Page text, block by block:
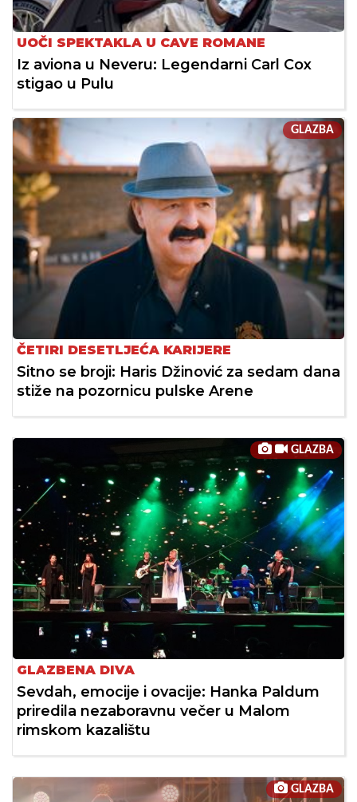
UOČI SPEKTAKLA U CAVE ROMANE
Iz aviona u Neveru: Legendarni Carl Cox
stigao u Pulu
GLAZBA
ČETIRI DESETLJEĆA KARIJERE
Sitno se broji: Haris Džinović za sedam dana
stiže na pozornicu pulske Arene
GLAZBA
GLAZBENA DIVA
Sevdah, emocije i ovacije: Hanka Paldum
priredila nezaboravnu večer u Malom
rimskom kazalištu
GLAZBA